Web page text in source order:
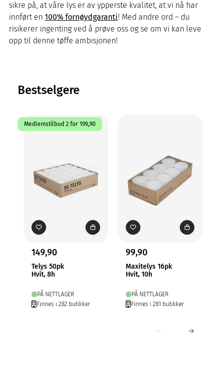
sikre på, at våre lys er av ypperste kvalitet, at vi nå har
innført en 100% fornøydgaranti! Med andre ord – du
risikerer ingenting ved å prøve oss og se om vi kan leve
opp til denne tøffe ambisjonen!
Bestselgere
Medlemstilbud 2 for 199,90
149,90
Telys 50pk
Hvit, 8h
PÅ NETTLAGER
Finnes i 282 butikker
99,90
Maxitelys 16pk
Hvit, 10h
PÅ NETTLAGER
Finnes i 281 butikker